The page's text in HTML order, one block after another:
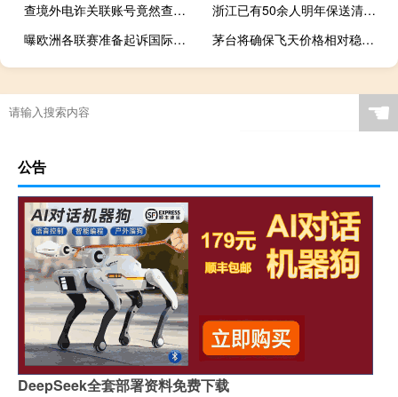
查境外电诈关联账号竟然查到农村 上万老人成洗钱工具人
浙江已有50余人明年保送清北 竞赛之路多样选择
曝欧洲各联赛准备起诉国际足联 指控滥用职权损害利益
茅台将确保飞天价格相对稳定 强化市场调控措施
☚
公告
DeepSeek全套部署资料免费下载